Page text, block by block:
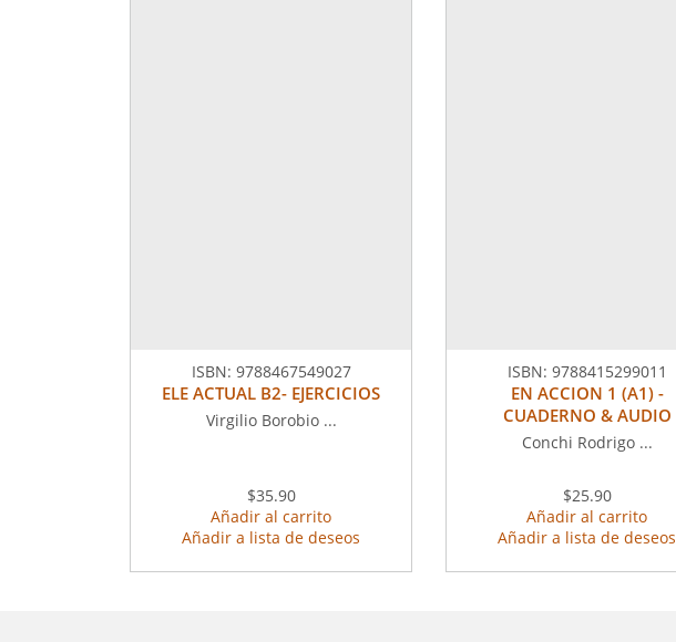
ISBN: 9788467549027
ELE ACTUAL B2- EJERCICIOS
Virgilio Borobio ...
$35.90
Añadir al carrito
Añadir a lista de deseos
ISBN: 9788415299011
EN ACCION 1 (A1) -
CUADERNO & AUDIO
Conchi Rodrigo ...
$25.90
Añadir al carrito
Añadir a lista de deseos